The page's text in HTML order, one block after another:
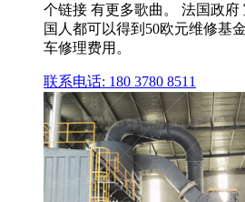
个链接 有更多歌曲。 法国政
国人都可以得到50欧元维修基
车修理费用。
联系电话: 180 3780 8511